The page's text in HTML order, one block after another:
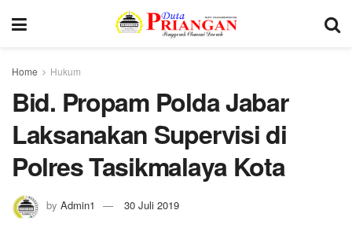
Home Hukum
Bid. Propam Polda Jabar
Laksanakan Supervisi di
Polres Tasikmalaya Kota
by Admin1 30 Juli 2019